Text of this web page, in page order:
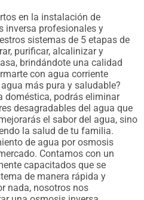
en la instalación de
inversa profesionales y
sistemas de 5 etapas de
purificar, alcalinizar y
brindándote una calidad
con agua corriente
más pura y saludable?
doméstica, podrás eliminar
desagradables del agua que
el sabor del agua, sino
la salud de tu familia.
de agua por osmosis
Contamos con un
capacitados que se
de manera rápida y
nada, nosotros nos